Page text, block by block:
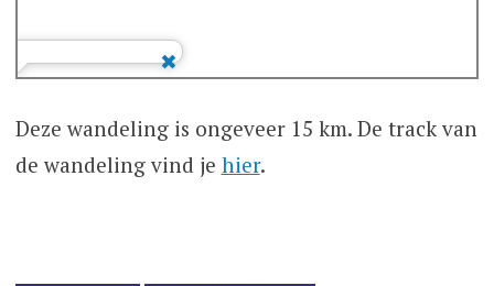
Deze wandeling is ongeveer 15 km. De track van
de wandeling vind je hier.